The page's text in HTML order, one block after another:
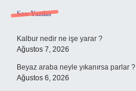
Sidebar
Son Yazılar
Kalbur nedir ne işe yarar ?
Ağustos 7, 2026
Beyaz araba neyle yıkanırsa parlar ?
Ağustos 6, 2026